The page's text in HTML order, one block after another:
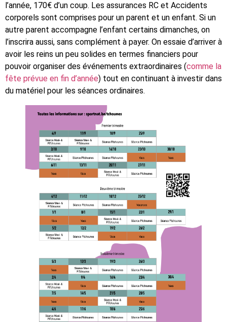
l’année, 170€ d’un coup. Les assurances RC et Accidents
corporels sont comprises pour un parent et un enfant. Si un
autre parent accompagne l’enfant certains dimanches, on
l’inscrira aussi, sans complément à payer. On essaie d’arriver à
avoir les reins un peu solides en termes financiers pour
pouvoir organiser des événements extraordinaires (comme la
fête prévue en fin d’année) tout en continuant à investir dans
du matériel pour les séances ordinaires.